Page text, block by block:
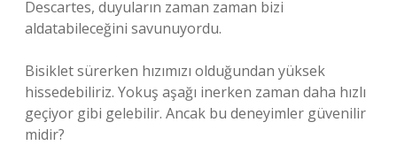
Descartes, duyuların zaman zaman bizi
aldatabileceğini savunuyordu.
Bisiklet sürerken hızımızı olduğundan yüksek
hissedebiliriz. Yokuş aşağı inerken zaman daha hızlı
geçiyor gibi gelebilir. Ancak bu deneyimler güvenilir
midir?